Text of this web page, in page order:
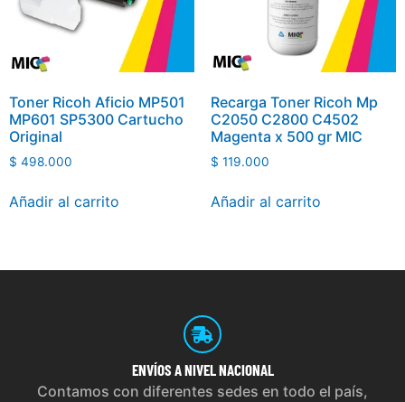
Toner Ricoh Aficio MP501
MP601 SP5300 Cartucho
Original
$ 498.000
Añadir al carrito
Recarga Toner Ricoh Mp
C2050 C2800 C4502
Magenta x 500 gr MIC
$ 119.000
Añadir al carrito
ENVÍOS A NIVEL NACIONAL
Contamos con diferentes sedes en todo el país,